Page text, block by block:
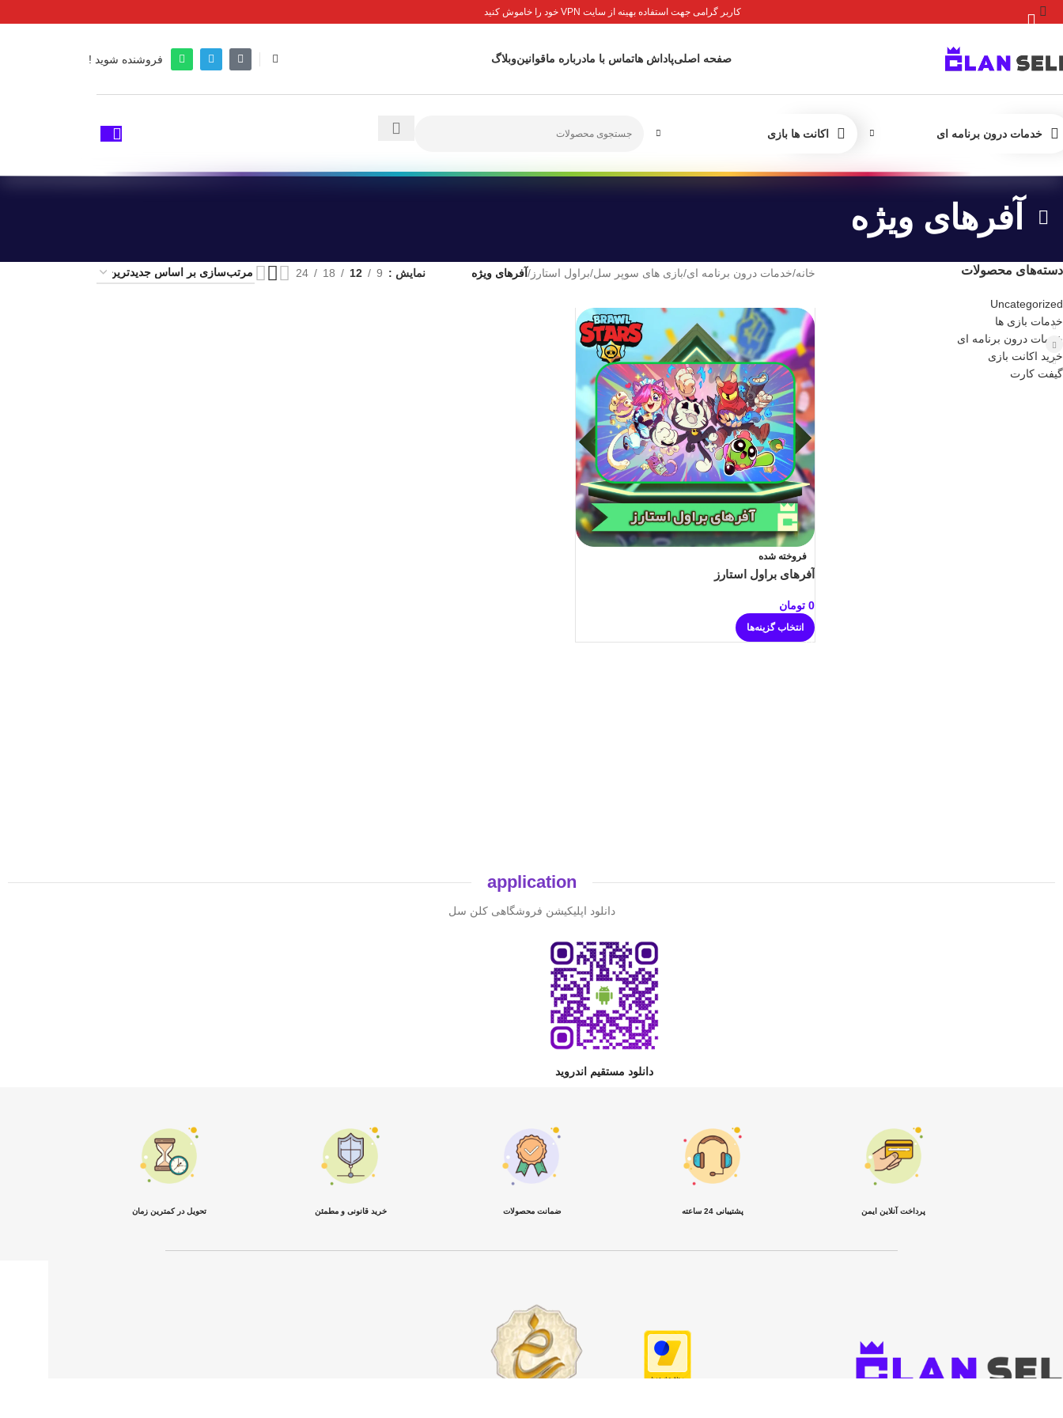
کاربر گرامی جهت استفاده بهینه از سایت VPN خود را خاموش کنید
صفحه اصلیپاداش هاتماس با مادرباره ماقوانینوبلاگ فروشنده شوید !
خدمات درون برنامه ای اکانت ها بازی
آفرهای ویژه
دسته‌های محصولات
Uncategorized
خدمات بازی ها
خدمات درون برنامه ای
خرید اکانت بازی
گیفت کارت
خانه/خدمات درون برنامه ای/بازی های سوپر سل/براول استارز /آفرهای ویژه نمایش 9
12
18
24
فروخته شده
آفرهای براول استارز
0 تومان
انتخاب گزینه‌ها
application
دانلود اپلیکیشن فروشگاهی کلن سل
دانلود مستقیم اندروید
پرداخت آنلاین ایمن پشتیبانی 24 ساعته ضمانت محصولات خرید قانونی و مطمئن تحویل در کمترین زمان